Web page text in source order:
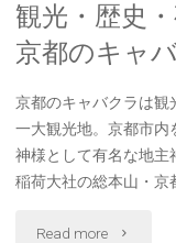
ッ
け
【お
観光・歴史
京都のキャ
京都のキャバクラは観
一大観光地。京都市内
神様として有名な地主
稲荷大社の総本山・京
Read more "観